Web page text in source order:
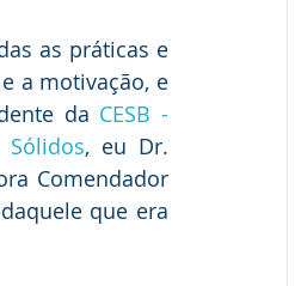
as práticas e
a motivação, e
da CESB -
Sólidos, eu Dr.
Comendador
que era